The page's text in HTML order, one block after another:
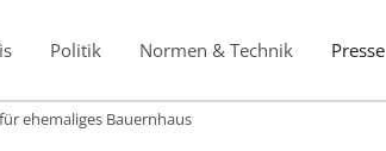
Politik Normen & Technik Presse
ehemaliges Bauernhaus